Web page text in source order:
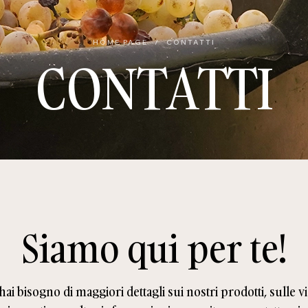
CONTATTI
HOME PAGE / CONTATTI
Siamo qui per te!
bisogno di maggiori dettagli sui nostri prodotti, sulle